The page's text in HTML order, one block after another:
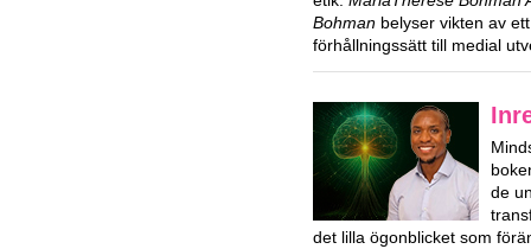
Bohman belyser vikten av
förhållningssätt till medial
de
det lilla ögonblicket som